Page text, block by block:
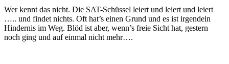
Wer kennt das nicht. Die SAT-Schüssel leiert und leiert und leiert
….. und findet nichts. Oft hat’s einen Grund und es ist irgendein
Hindernis im Weg. Blöd ist aber, wenn’s freie Sicht hat, gestern
noch ging und auf einmal nicht mehr….